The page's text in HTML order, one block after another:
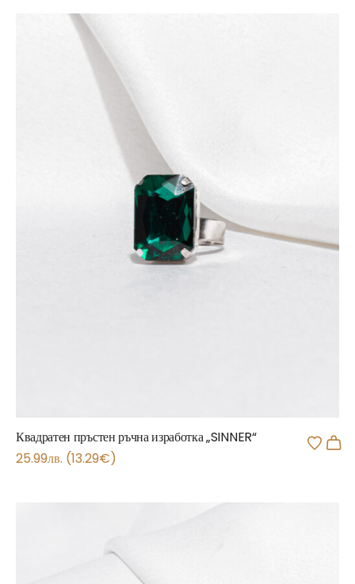
Квадратен пръстен ръчна изработка „SINNER“
25.99лв. (13.29€)